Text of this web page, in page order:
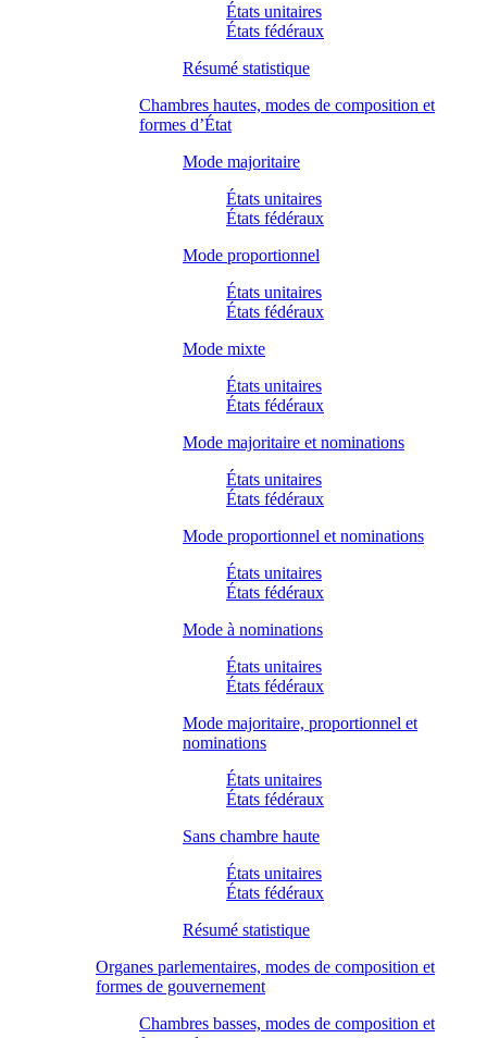
États unitaires
États fédéraux
Résumé statistique
Chambres hautes, modes de composition et
formes d’État
Mode majoritaire
États unitaires
États fédéraux
Mode proportionnel
États unitaires
États fédéraux
Mode mixte
États unitaires
États fédéraux
Mode majoritaire et nominations
États unitaires
États fédéraux
Mode proportionnel et nominations
États unitaires
États fédéraux
Mode à nominations
États unitaires
États fédéraux
Mode majoritaire, proportionnel et
nominations
États unitaires
États fédéraux
Sans chambre haute
États unitaires
États fédéraux
Résumé statistique
Organes parlementaires, modes de composition et
formes de gouvernement
Chambres basses, modes de composition et